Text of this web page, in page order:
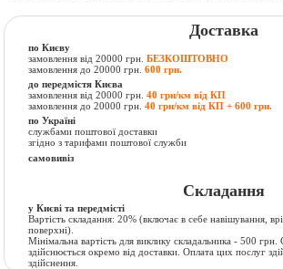
Доставка
по Києву
замовлення від 20000 грн.БЕЗКОШТОВНО
замовлення до 20000 грн.600 грн.
до передмістя Києва
замовлення від 20000 грн.40 грн/км від КП
замовлення до 20000 грн.40 грн/км від КП + 600 грн.
по Україні
службами поштової доставки
згідно з тарифами поштової служби
самовивіз
Складання
у Києві та передмісті
Вартість складання:20% (включає в себе навішування,
поверхні).
Мінімальна вартість для виклику складальника - 500 грн.
здійснюється окремо від доставки. Оплата цих послуг
здійснення.